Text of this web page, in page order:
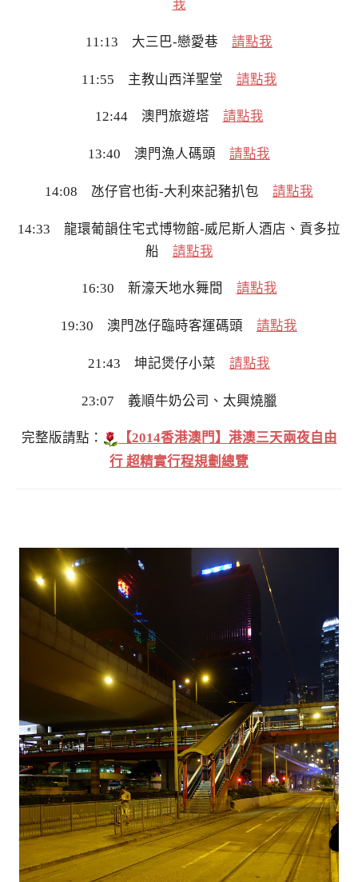
我
11:13 大三巴-戀愛巷 請點我
11:55 主教山西洋聖堂 請點我
12:44 澳門旅遊塔 請點我
13:40 澳門漁人碼頭 請點我
14:08 氹仔官也街-大利來記豬扒包 請點我
14:33 龍環葡韻住宅式博物館-威尼斯人酒店、貢多拉
船 請點我
16:30 新濠天地水舞間 請點我
19:30 澳門氹仔臨時客運碼頭 請點我
21:43 坤記煲仔小菜 請點我
23:07 義順牛奶公司、太興燒臘
完整版請點：
【2014香港澳門】港澳三天兩夜自由
行 超精實行程規劃總覽